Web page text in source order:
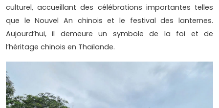
culturel, accueillant des célébrations importantes telles
que le Nouvel An chinois et le festival des lanternes.
Aujourd’hui, il demeure un symbole de la foi et de
l’héritage chinois en Thaïlande.